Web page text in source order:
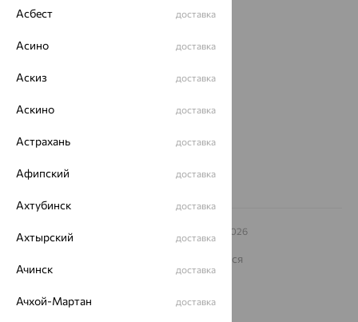
О нас
Магазины и доставка г. Липецк
еще 3
Другие города
Заказать звонок
© ООО «Ювелирный дом «Кристалл»,
– 2026
Архив акций
Карта сайта
На информационном ресурсе применяются
рекомендательные технологии
ОГРН 1044800168379
Политика конфеденциальности
Асбест доставка
Асино доставка
Аскиз доставка
Аскино доставка
Астрахань доставка
Афипский доставка
Ахтубинск доставка
Ахтырский доставка
Ачинск доставка
Ачхой-Мартан доставка